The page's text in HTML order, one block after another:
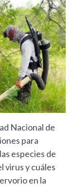
Nacional de
para
especies de
virus y cuáles
en la